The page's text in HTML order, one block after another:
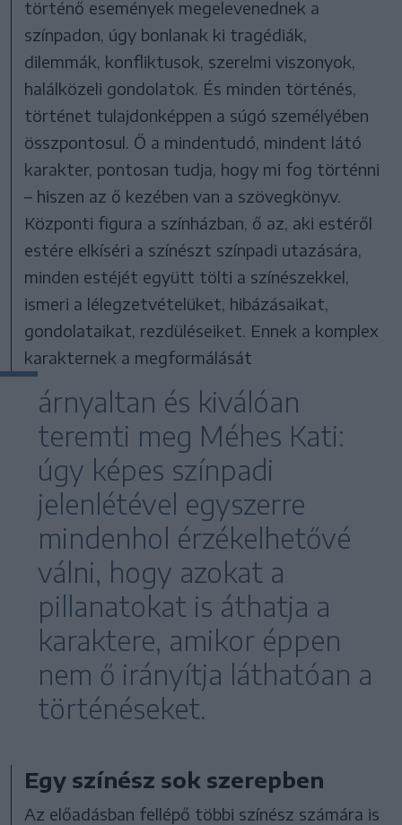
történő események megelevenednek a
színpadon, úgy bonlanak ki tragédiák,
dilemmák, konfliktusok, szerelmi viszonyok,
halálközeli gondolatok. És minden történés,
történet tulajdonképpen a súgó személyében
összpontosul. Ő a mindentudó, mindent látó
karakter, pontosan tudja, hogy mi fog történni
– hiszen az ő kezében van a szövegkönyv.
Központi figura a színházban, ő az, aki estéről
estére elkíséri a színészt színpadi utazására,
minden estéjét együtt tölti a színészekkel,
ismeri a lélegzetvételüket, hibázásaikat,
gondolataikat, rezdüléseiket. Ennek a komplex
karakternek a megformálását
árnyaltan és kiválóan
teremti meg Méhes Kati:
úgy képes színpadi
jelenlétével egyszerre
mindenhol érzékelhetővé
válni, hogy azokat a
pillanatokat is áthatja a
karaktere, amikor éppen
nem ő irányítja láthatóan a
történéseket.
Egy színész sok szerepben
Az előadásban fellépő többi színész számára is